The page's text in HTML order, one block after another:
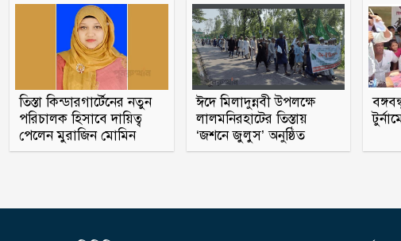
তিস্তা কিন্ডারগার্টেনের নতুন
পরিচালক হিসাবে দায়িত্ব
পেলেন মুরাজিন মোমিন
ঈদে মিলাদুন্নবী উপলক্ষে
লালমনিরহাটের তিস্তায়
‘জশনে জুলুস’ অনুষ্ঠিত